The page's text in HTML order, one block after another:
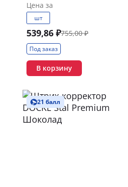
Цена за
шт
539,86 ₽755,00 ₽
Под заказ
В корзину
21 балл